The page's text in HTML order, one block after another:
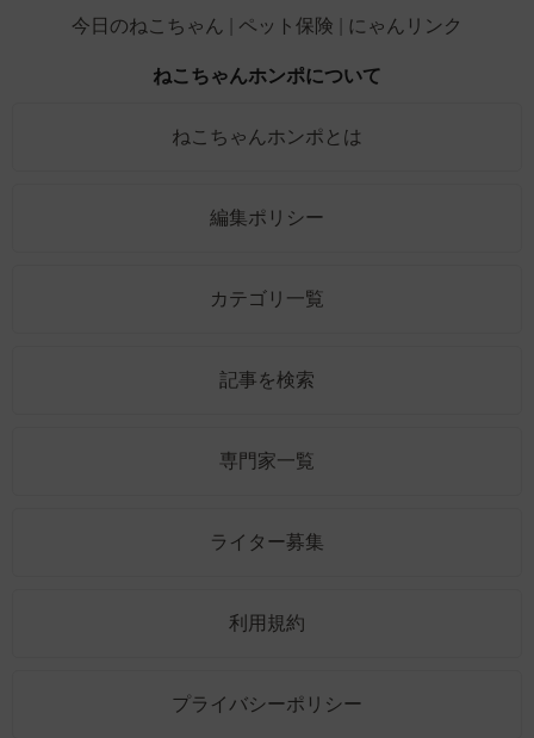
今日のねこちゃん
ペット保険 にゃんリンク
ねこちゃんホンポについて
ねこちゃんホンポとは
編集ポリシー
カテゴリ一覧
記事を検索
専門家一覧
ライター募集
利用規約
プライバシーポリシー